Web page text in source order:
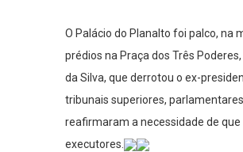
O Palácio do Planalto foi palco, na
prédios na Praça dos Três
da Silva, que derrotou o ex-
tribunais superiores,
reafirmaram a necessidade de
executores.